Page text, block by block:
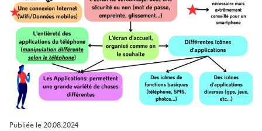
Publiée le20.08.2024